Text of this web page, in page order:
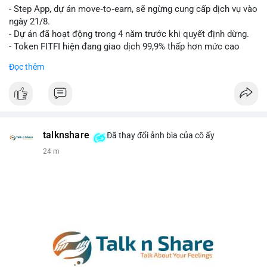
Lời khuyên cho nhà đầu tư nhỏ lẻ: Theo dõi xác nhận của giao
dịch này. Nếu BTC tiếp tục bị rút khỏi sàn với tần suất tăng, đó
là tín hiệu tích cực cho xu hướng tăng giá. Hạn chế hành động
- Step App, dự án move‑to‑earn, sẽ ngừng cung cấp dịch vụ vào
ngày 21/8.
- Dự án đã hoạt động trong 4 năm trước khi quyết định dừng.
- Token FITFI hiện đang giao dịch 99,9% thấp hơn mức cao
#vlikevn #titanbot
Đọc thêm
talknshare Đã thay đổi ảnh bìa của cô ấy
25 m